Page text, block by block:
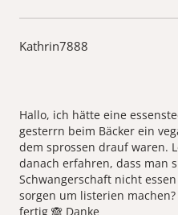
Kathrin7888
Hallo, ich hätte eine
gesterrn beim Bäcker ein
dem sprossen drauf waren.
danach erfahren, dass man
Schwangerschaft nicht
sorgen um listerien
fertig 🙈 Danke